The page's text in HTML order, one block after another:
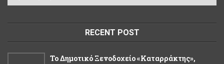
RECENT POST
Το Δημοτικό Ξενοδοχείο «Καταρράκτης»,